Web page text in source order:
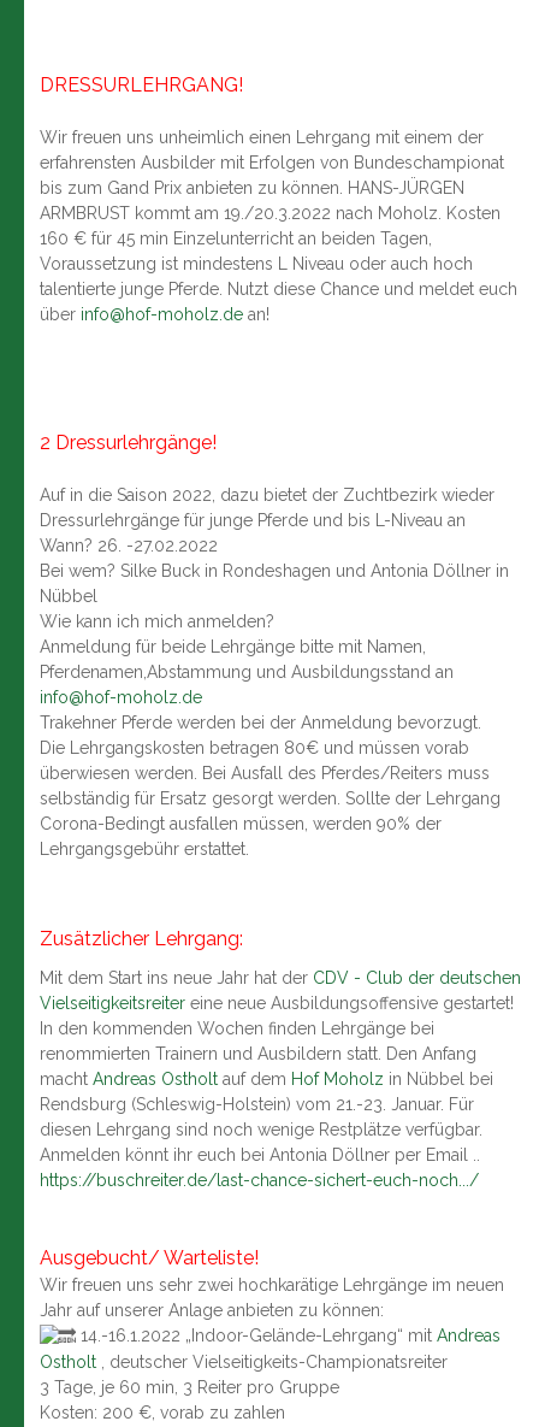
DRESSURLEHRGANG!
Wir freuen uns unheimlich einen Lehrgang mit einem der
erfahrensten Ausbilder mit Erfolgen von Bundeschampionat
bis zum Gand Prix anbieten zu können. HANS-JÜRGEN
ARMBRUST kommt am 19./20.3.2022 nach Moholz. Kosten
160 € für 45 min Einzelunterricht an beiden Tagen,
Voraussetzung ist mindestens L Niveau oder auch hoch
talentierte junge Pferde. Nutzt diese Chance und meldet euch
über info@hof-moholz.de an!
2 Dressurlehrgänge!
Auf in die Saison 2022, dazu bietet der Zuchtbezirk wieder
Dressurlehrgänge für junge Pferde und bis L-Niveau an
Wann? 26. -27.02.2022
Bei wem? Silke Buck in Rondeshagen und Antonia Döllner in
Nübbel
Wie kann ich mich anmelden?
Anmeldung für beide Lehrgänge bitte mit Namen,
Pferdenamen,Abstammung und Ausbildungsstand an
info@hof-moholz.de
Trakehner Pferde werden bei der Anmeldung bevorzugt.
Die Lehrgangskosten betragen 80€ und müssen vorab
überwiesen werden. Bei Ausfall des Pferdes/Reiters muss
selbständig für Ersatz gesorgt werden. Sollte der Lehrgang
Corona-Bedingt ausfallen müssen, werden 90% der
Lehrgangsgebühr erstattet.
Zusätzlicher Lehrgang:
Mit dem Start ins neue Jahr hat der CDV - Club der deutschen
Vielseitigkeitsreiter eine neue Ausbildungsoffensive gestartet!
In den kommenden Wochen finden Lehrgänge bei
renommierten Trainern und Ausbildern statt. Den Anfang
machtAndreas Ostholt auf dem Hof Moholz in Nübbel bei
Rendsburg (Schleswig-Holstein) vom 21.-23. Januar. Für
diesen Lehrgang sind noch wenige Restplätze verfügbar.
Anmelden könnt ihr euch bei Antonia Döllner per Email ..
https://buschreiter.de/last-chance-sichert-euch-noch.../
Ausgebucht/ Warteliste!
Wir freuen uns sehr zwei hochkarätige Lehrgänge im neuen
Jahr auf unserer Anlage anbieten zu können:
14.-16.1.2022 „Indoor-Gelände-Lehrgang“ mitAndreas
Ostholt , deutscher Vielseitigkeits-Championatsreiter
3 Tage, je 60 min, 3 Reiter pro Gruppe
Kosten: 200 €, vorab zu zahlen